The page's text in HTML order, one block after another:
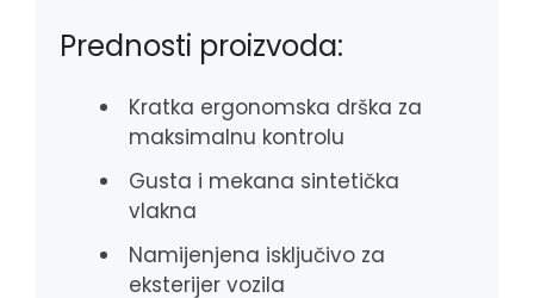
Prednosti proizvoda:
Kratka ergonomska drška za
maksimalnu kontrolu
Gusta i mekana sintetička
vlakna
Namijenjena isključivo za
eksterijer vozila